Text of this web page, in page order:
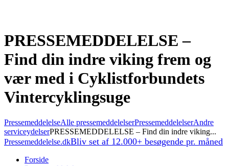
PRESSEMEDDELELSE –
Find din indre viking frem og
vær med i Cyklistforbundets
Vintercyklingsuge
PressemeddelelseAlle pressemeddelelserPressemeddelelserAndre
serviceydelserPRESSEMEDDELELSE – Find din indre viking...
Pressemeddelelse.dkBliv set af 12.000+ besøgende pr. måned
Forside